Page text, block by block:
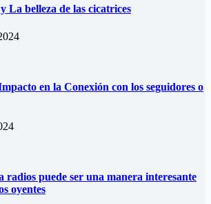
La belleza de las cicatrices
en la Conexión con los seguidores o
puede ser una manera interesante
oyentes